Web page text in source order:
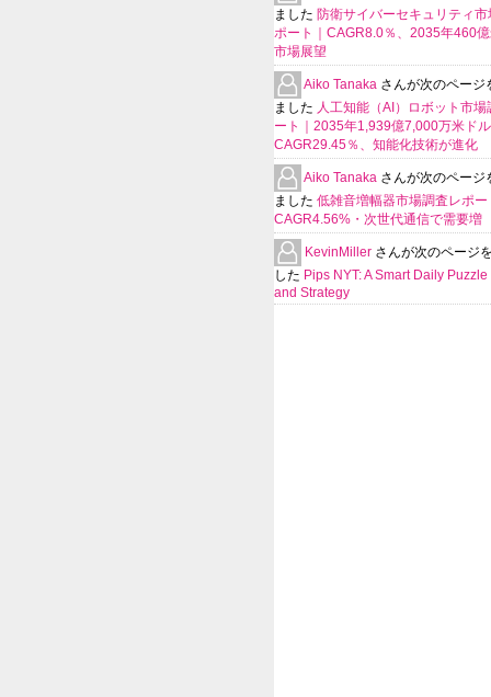
ました 防衛サイバーセキュリティ
ポート｜CAGR8.0％、2035年460
市場展望
Aiko Tanaka さんが次のページ
ました 人工知能（AI）ロボット市場
ート｜2035年1,939億7,000万米ド
CAGR29.45％、知能化技術が進化
Aiko Tanaka さんが次のページ
ました 低雑音増幅器市場調査レポー
CAGR4.56%・次世代通信で需要増
KevinMiller さんが次のページ
した Pips NYT: A Smart Daily
and Strategy